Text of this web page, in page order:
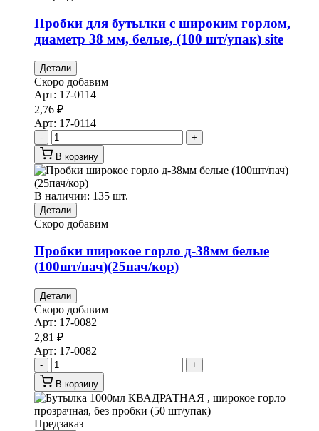
Пробки для бутылки с широким горлом,
диаметр 38 мм, белые, (100 шт/упак) site
Детали
Скоро добавим
Арт: 17-0114
2,76 ₽
Арт: 17-0114
-
+
В корзину
В наличии: 135 шт.
Детали
Скоро добавим
Пробки широкое горло д-38мм белые
(100шт/пач)(25пач/кор)
Детали
Скоро добавим
Арт: 17-0082
2,81 ₽
Арт: 17-0082
-
+
В корзину
Предзаказ